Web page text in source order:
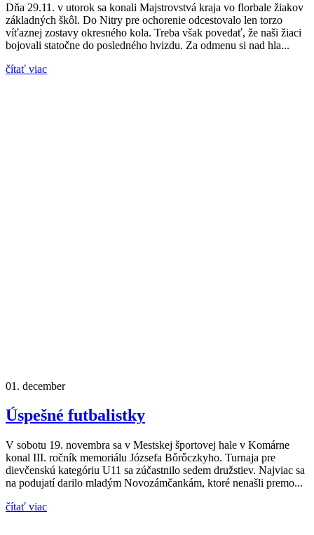
Dňa 29.11. v utorok sa konali Majstrovstvá kraja vo florbale žiakov
základných škôl. Do Nitry pre ochorenie odcestovalo len torzo
víťaznej zostavy okresného kola. Treba však povedať, že naši žiaci
bojovali statočne do posledného hvizdu. Za odmenu si nad hla...
čítať viac
01. december
Úspešné futbalistky
V sobotu 19. novembra sa v Mestskej športovej hale v Komárne
konal III. ročník memoriálu Józsefa Bὄrὄczkyho. Turnaja pre
dievčenskú kategóriu U11 sa zúčastnilo sedem družstiev. Najviac sa
na podujatí darilo mladým Novozámčankám, ktoré nenašli premo...
čítať viac